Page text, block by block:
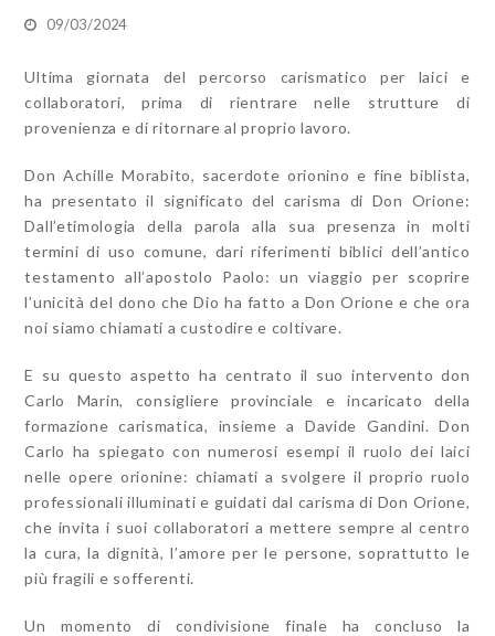
09/03/2024
Ultima giornata del percorso carismatico per laici e
collaboratori, prima di rientrare nelle strutture di
provenienza e di ritornare al proprio lavoro.
Don Achille Morabito, sacerdote orionino e fine biblista,
ha presentato il significato del carisma di Don Orione:
Dall’etimologia della parola alla sua presenza in molti
termini di uso comune, dari riferimenti biblici dell’antico
testamento all’apostolo Paolo: un viaggio per scoprire
l’unicità del dono che Dio ha fatto a Don Orione e che ora
noi siamo chiamati a custodire e coltivare.
E su questo aspetto ha centrato il suo intervento don
Carlo Marin, consigliere provinciale e incaricato della
formazione carismatica, insieme a Davide Gandini. Don
Carlo ha spiegato con numerosi esempi il ruolo dei laici
nelle opere orionine: chiamati a svolgere il proprio ruolo
professionali illuminati e guidati dal carisma di Don Orione,
che invita i suoi collaboratori a mettere sempre al centro
la cura, la dignità, l’amore per le persone, soprattutto le
più fragili e sofferenti.
Un momento di condivisione finale ha concluso la